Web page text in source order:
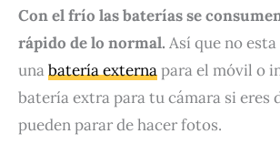
Con el frío las baterías se
rápido de lo normal. Así que no
unabatería externapara el móvil o
batería extra para tu cámara si eres
pueden parar de hacer fotos.